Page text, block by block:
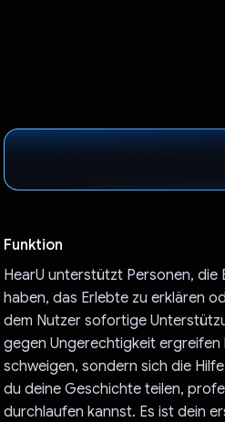
Funktion
HearU unterstützt Personen,
haben, das Erlebte zu erklären
dem Nutzer sofortige
gegen Ungerechtigkeit
schweigen, sondern sich die
du deine Geschichte teilen,
durchlaufen kannst. Es ist dein